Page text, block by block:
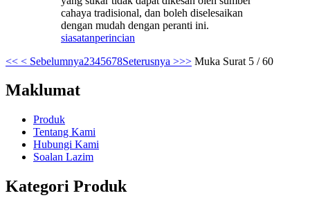
cahaya tradisional, dan boleh diselesaikan
dengan mudah dengan peranti ini.
siasatanperincian
<< < Sebelumnya2345678Seterusnya >>> Muka Surat 5 / 60
Maklumat
Produk
Tentang Kami
Hubungi Kami
Soalan Lazim
Kategori Produk